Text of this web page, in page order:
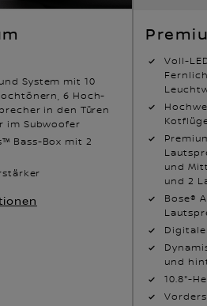
System mit 10
6 Hoch-
in den Türen
im Subwoofer
Bass-Box mit 2
Voll-
und
und 2
Bose®
und
10.8"-